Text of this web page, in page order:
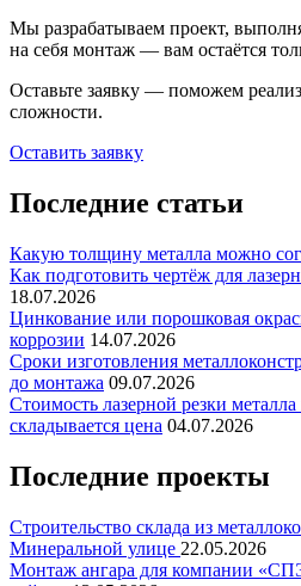
Мы разрабатываем проект,
на себя монтаж — вам остаётся
Оставьте заявку — поможем
сложности.
Оставить заявку
Последние статьи
Какую толщину металла можно
Как подготовить чертёж для
18.07.2026
Цинкование или порошковая
коррозии 14.07.2026
Сроки изготовления
до монтажа 09.07.2026
Стоимость лазерной резки
складывается цена 04.07.2026
Последние проекты
Строительство склада из
Минеральной улице 22.05.2026
Монтаж ангара для компании